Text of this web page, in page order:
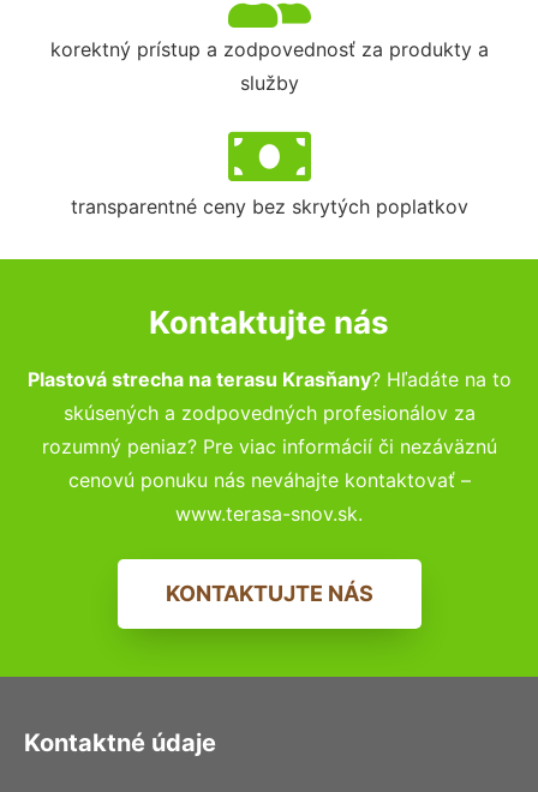
korektný prístup a zodpovednosť za produkty a
služby
transparentné ceny bez skrytých poplatkov
Kontaktujte nás
Plastová strecha na terasu Krasňany? Hľadáte na to
skúsených a zodpovedných profesionálov za
rozumný peniaz? Pre viac informácií či nezáväznú
cenovú ponuku nás neváhajte kontaktovať –
www.terasa-snov.sk.
KONTAKTUJTE NÁS
Kontaktné údaje